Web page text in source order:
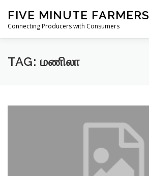
content
FIVE MINUTE FARMERS
Connecting Producers with Consumers
FEATURES
TAG: மணிலா